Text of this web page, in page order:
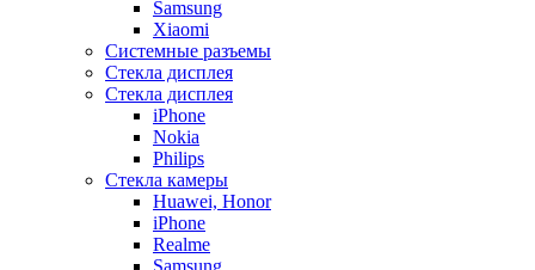
Samsung
Xiaomi
Системные разъемы
Стекла дисплея
Стекла дисплея
iPhone
Nokia
Philips
Стекла камеры
Huawei, Honor
iPhone
Realme
Samsung